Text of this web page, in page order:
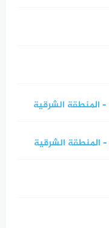
المنطقة الشرقية
المنطقة الشرقية